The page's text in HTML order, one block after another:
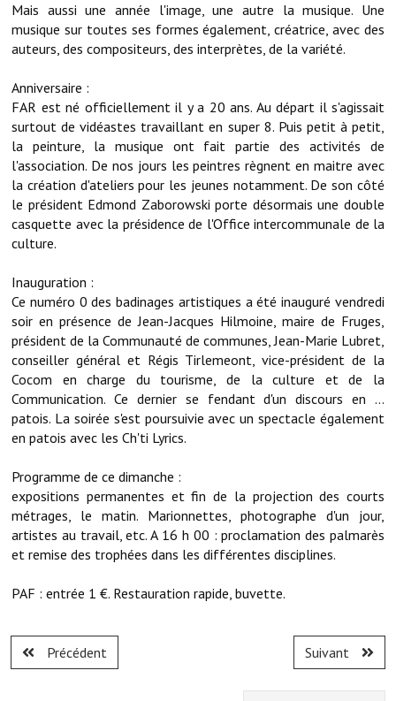
Le conseil départemental
VILLE PRATIQUE
Services publics intercommunaux
Affaires scolaires, CCAS
Eaux, assainissement
France services
France Renov
Déchets ménagers, tri sélectif, encombrants
Services publics communaux
Démarches administratives
Urbanisme
Biens à louer
Etablissements scolaires
Equipements sportifs
Mais aussi une année l'image, une autre la musique. Une
musique sur toutes ses formes également, créatrice, avec des
auteurs, des compositeurs, des interprètes, de la variété.
Anniversaire :
FAR est né officiellement il y a 20 ans. Au départ il s'agissait
surtout de vidéastes travaillant en super 8. Puis petit à petit,
la peinture, la musique ont fait partie des activités de
l'association. De nos jours les peintres règnent en maitre avec
la création d'ateliers pour les jeunes notamment. De son côté
le président Edmond Zaborowski porte désormais une double
casquette avec la présidence de l'Office intercommunale de la
culture.
Inauguration :
Ce numéro 0 des badinages artistiques a été inauguré vendredi
soir en présence de Jean-Jacques Hilmoine, maire de Fruges,
président de la Communauté de communes, Jean-Marie Lubret,
conseiller général et Régis Tirlemeont, vice-président de la
Cocom en charge du tourisme, de la culture et de la
Communication. Ce dernier se fendant d'un discours en ...
patois. La soirée s'est poursuivie avec un spectacle également
en patois avec les Ch'ti Lyrics.
Programme de ce dimanche :
expositions permanentes et fin de la projection des courts
métrages, le matin. Marionnettes, photographe d'un jour,
artistes au travail, etc. A 16 h 00 : proclamation des palmarès
et remise des trophées dans les différentes disciplines.
PAF : entrée 1 €. Restauration rapide, buvette.
Précédent Suivant